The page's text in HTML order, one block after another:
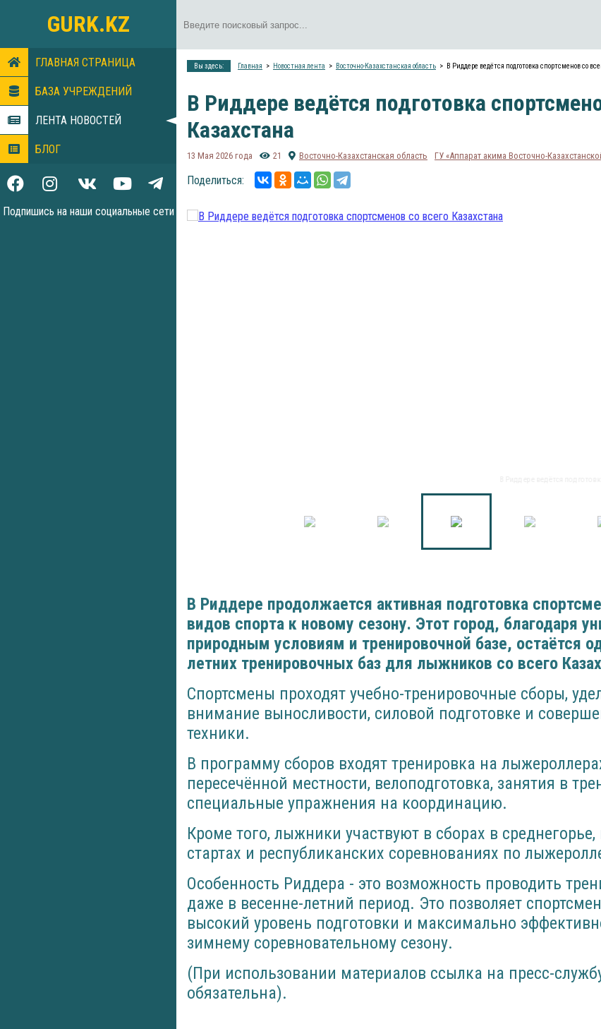
GURK.KZ
ГЛАВНАЯ СТРАНИЦА
БАЗА УЧРЕЖДЕНИЙ
ЛЕНТА НОВОСТЕЙ
БЛОГ
Подпишись на наши социальные сети
Вы здесь: Главная Новостная лента Восточно-Казахстанская область В Риддере ведётся подготовка спортсменов со
В Риддере ведётся подготовка
Казахстана
13 Мая 2026 года 21 Восточно-Казахстанская область ГУ «Аппарат акима Восточно-
Поделиться:
В Риддере продолжается активная подготовка
видов спорта к новому сезону. Этот город, благодаря
природным условиям и тренировочной базе, остаётся
летних тренировочных баз для лыжников со всего
Спортсмены проходят учебно-тренировочные сборы,
внимание выносливости, силовой подготовке и
техники.
В программу сборов входят тренировка на
пересечённой местности, велоподготовка, занятия в
специальные упражнения на координацию.
Кроме того, лыжники участвуют в сборах в
стартах и республиканских соревнованиях по
Особенность Риддера - это возможность проводить
даже в весенне-летний период. Это позволяет
высокий уровень подготовки и максимально
зимнему соревновательному сезону.
(При использовании материалов ссылка на пресс-
обязательна).